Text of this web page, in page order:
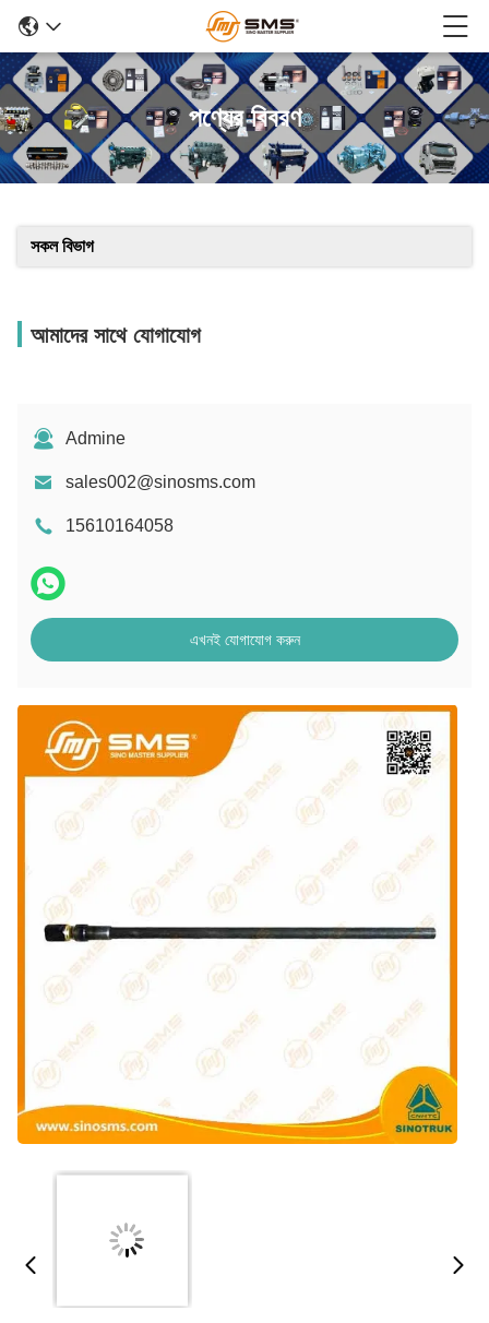
পণ্যের বিবরণ
সকল বিভাগ
আমাদের সাথে যোগাযোগ
Admine
sales002@sinosms.com
15610164058
এখনই যোগাযোগ করুন